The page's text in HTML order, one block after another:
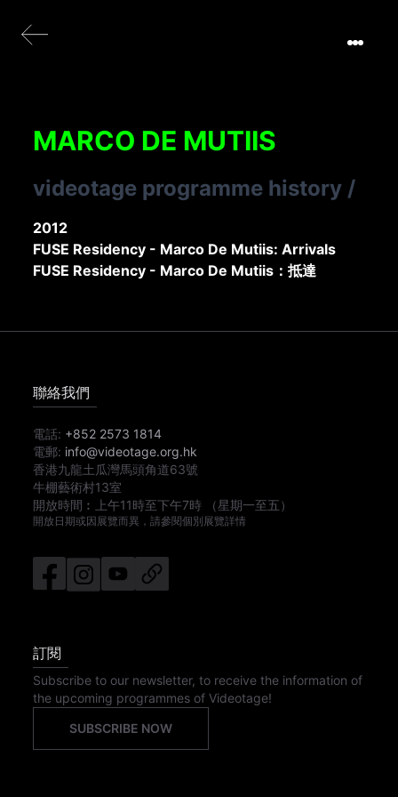
MARCO DE MUTIIS
videotage programme history /
2012
FUSE Residency - Marco De Mutiis: Arrivals
FUSE Residency - Marco De Mutiis：抵達
聯絡我們
電話: +852 2573 1814
電郵: info@videotage.org.hk
香港九龍土瓜灣馬頭角道63號
牛棚藝術村13室
開放時間︰
上午11時至下午7時 （星期一至五）
開放日期或因展覽而異，請參閱個別展覽詳情
訂閱
Subscribe to our newsletter, to receive the information of
the upcoming programmes of Videotage!
SUBSCRIBE NOW